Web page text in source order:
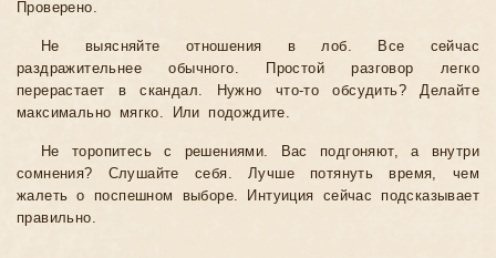
Проверено.
Не выясняйте отношения в лоб. Все сейчас
раздражительнее обычного. Простой разговор легко
перерастает в скандал. Нужно что-то обсудить? Делайте
максимально мягко. Или подождите.
Не торопитесь с решениями. Вас подгоняют, а внутри
сомнения? Слушайте себя. Лучше потянуть время, чем
жалеть о поспешном выборе. Интуиция сейчас подсказывает
правильно.